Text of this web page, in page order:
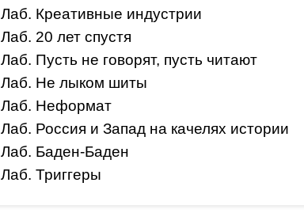
Креативные индустрии
20 лет спустя
Пусть не говорят, пусть читают
Не лыком шиты
Неформат
Россия и Запад на качелях истории
Баден-Баден
Триггеры